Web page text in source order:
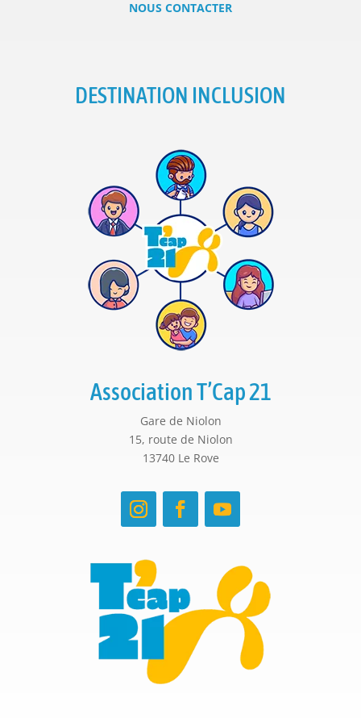
NOUS CONTACTER
DESTINATION INCLUSION
Association T’Cap 21
Gare de Niolon
15, route de Niolon
13740 Le Rove